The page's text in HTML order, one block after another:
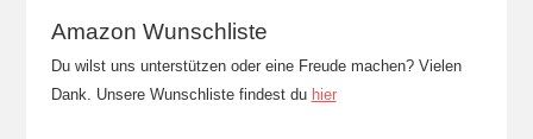
Amazon Wunschliste
Du wilst uns unterstützen oder eine Freude machen? Vielen
Dank. Unsere Wunschliste findest du hier